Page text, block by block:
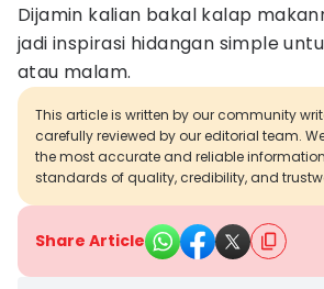
Dijamin kalian bakal kalap
jadi inspirasi hidangan simple
atau malam.
This article is written by our community
carefully reviewed by our editorial team.
the most accurate and reliable
standards of quality, credibility, and
Share Article